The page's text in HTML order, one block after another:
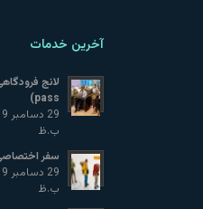
آخرین خدمات
pass)
ب.ظ
سفر
ب.ظ